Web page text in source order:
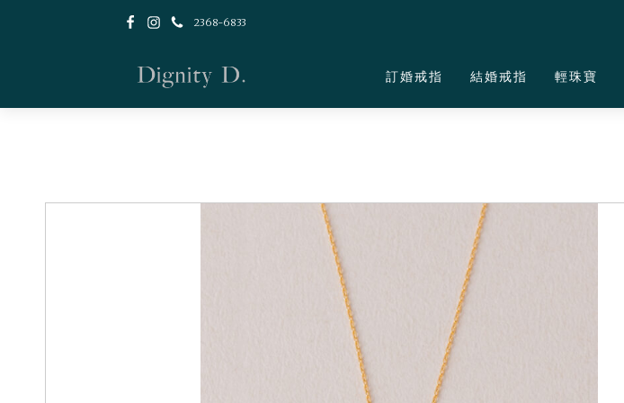
2368-6833
訂婚戒指 結婚戒指 輕珠寶